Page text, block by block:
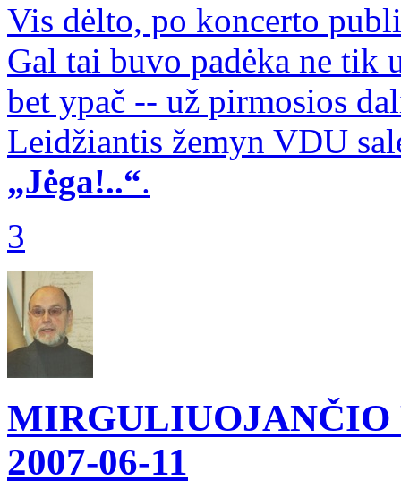
Vis dėlto, po koncerto
Gal tai buvo padėka ne tik
bet ypač -- už pirmosios
Leidžiantis žemyn VDU
„Jėga!..“.
3
2007-06-11